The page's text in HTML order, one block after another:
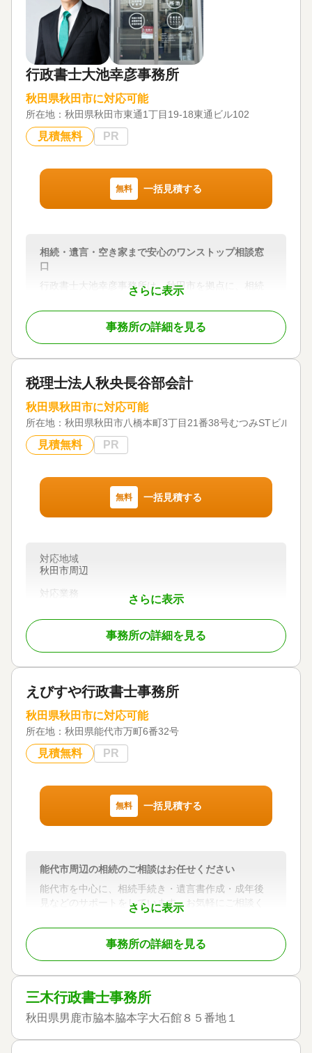
行政書士大池幸彦事務所
秋田県秋田市に対応可能
所在地： 秋田県秋田市東通1丁目19-18東通ビル102
見積無料 PR
無料 一括見積する
さらに表示
相続・遺言・空き家まで安心のワンストップ相談窓
口
行政書士大池幸彦事務所は、秋田市を拠点に、相続
手続き・遺言書作成・空き家相談を中心とした法務
サービスを提供しております。
「何から始めればよいかわからない」「家族に迷惑
をかけたくない」「相続手続きが複雑で困ってい
ご説明しながら、お客様が安心して手続きを進めら
当事務所の特徴は、行政書士業務に加え、不動産会
社を運営していることです。相続した不動産の名義
変更後の売却、空き家の活用・処分、土地や建物の
います。また、税理士・司法書士・弁護士など各分
野の専門家とも連携し、お客様に最適な解決方法を
ご提案いたします。
そ、専門用語をできるだけ使わず、わかりやすく親
身な対応を心掛けています。
地域の皆様にとって「まず相談してみよう」と思っ
ていただける身近な専門家として、一件一件誠実に
対応いたします。相続や遺言、空き家などでお困り
対応地域
秋田県（秋田市を中心に県南地区も対応していま
す）
対応業務
遺言書 / 遺産分割 / 相続財産調査 / 相続手続き / 銀行
手続き / 戸籍収集 / 相続人調査
電話相談可 / 訪問可 / 女性スタッフ対応可 / 土日相談
可 / 初回相談無料 / 18時以降相談可 / オンライン面談
可 / 事務所面談可
事務所の詳細を見る
税理士法人秋央長谷部会計
秋田県秋田市に対応可能
所在地： 秋田県秋田市八橋本町3丁目21番38号むつみSTビル2階
見積無料 PR
無料 一括見積する
さらに表示
対応地域
秋田市周辺
対応業務
遺産分割 / 相続税申告
事務所の詳細を見る
えびすや行政書士事務所
秋田県秋田市に対応可能
所在地： 秋田県能代市万町6番32号
見積無料 PR
無料 一括見積する
さらに表示
能代市周辺の相続のご相談はお任せください
能代市を中心に、相続手続き・遺言書作成・成年後
見などのサポートをしています。お気軽にご相談く
秋田県内の全市町村、青森県西津軽郡の町村及び弘
前市とその周辺市町村
対応業務
遺言書 / 遺産分割 / 相続財産調査 / 成年後見 / 家族信
託 / 相続手続き / 銀行手続き / 戸籍収集 / 相続人調査
/ 任意後見
事務所の詳細を見る
三木行政書士事務所
秋田県男鹿市脇本脇本字大石館８５番地１